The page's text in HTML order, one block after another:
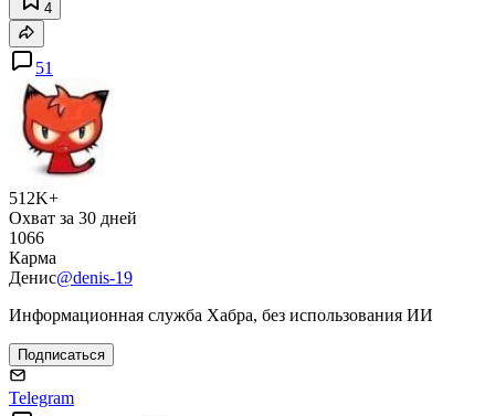
4
51
512K+
Охват за 30 дней
1066
Карма
Денис@denis-19
Информационная служба Хабра, без использования ИИ
Подписаться
Telegram